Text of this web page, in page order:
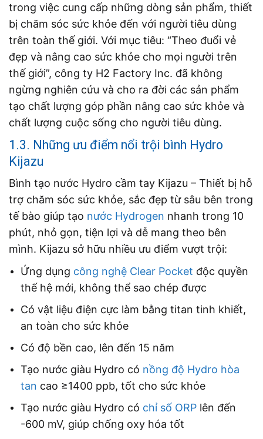
trong việc cung cấp những dòng sản phẩm, thiết
bị chăm sóc sức khỏe đến với người tiêu dùng
trên toàn thế giới. Với mục tiêu: “Theo đuổi vẻ
đẹp và nâng cao sức khỏe cho mọi người trên
thế giới”, công ty H2 Factory Inc. đã không
ngừng nghiên cứu và cho ra đời các sản phẩm
tạo chất lượng góp phần nâng cao sức khỏe và
chất lượng cuộc sống cho người tiêu dùng.
1.3. Những ưu điểm nổi trội bình Hydro
Kijazu
Bình tạo nước Hydro cầm tay Kijazu – Thiết bị hỗ
trợ chăm sóc sức khỏe, sắc đẹp từ sâu bên trong
tế bào giúp tạo nước Hydrogen nhanh trong 10
phút, nhỏ gọn, tiện lợi và dễ mang theo bên
mình. Kijazu sở hữu nhiều ưu điểm vượt trội:
Ứng dụng công nghệ Clear Pocket độc quyền
thế hệ mới, không thể sao chép được
Có vật liệu điện cực làm bằng titan tinh khiết,
an toàn cho sức khỏe
Có độ bền cao, lên đến 15 năm
Tạo nước giàu Hydro có nồng độ Hydro hòa
tan cao ≥1400 ppb, tốt cho sức khỏe
Tạo nước giàu Hydro có chỉ số ORPlên đến
-600 mV, giúp chống oxy hóa tốt